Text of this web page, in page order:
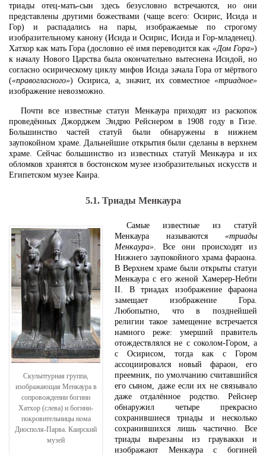
триады отец-мать-сын здесь безусловно встречаются, но они
представлены другими божествами (чаще всего: Осирис, Исида и
Гор) и распадались на пары, изображаемые по строгому
изобразительному канону (Исида и Осирис, Исида и Гор-младенец).
Хатхор как мать Гора (дословно её имя переводится как «Дом Гора»)
к началу Нового Царства была окончательно вытеснена Исидой, но
согласно осирическому циклу мифов Исида зачала Гора от мёртвого
(«правогласного») Осириса, а, значит, их совместное «триадное»
изображение невозможно.
Почти все известные статуи Менкаура приходят из раскопок
проведённых Джорджем Эндрю Рейснером в 1908 году в Гизе.
Большинство частей статуй были обнаружены в нижнем
заупокойном храме. Дальнейшие открытия были сделаны в верхнем
храме. Сейчас большинство из известных статуй Менкаура и их
обломков хранятся в бостонском музее изобразительных искусств и
Египетском музее Каира.
5.1. Триады Менкаура
Скульптурная группа,
изображающая Менкаура в
сопровождении богини
Хатхор (слева) и богини-
покровительницы нома
Диосполя-Парва. Каирский
музей
Самые известные из статуй
Менкаура называются «триады
Менкаура» . Все они происходят из
Нижнего заупокойного храма фараона.
В Верхнем храме были открыты статуи
Менкаура с его женой Хамерер-Небти
II. В триадах изображение фараона
замещает изображение Гора.
Любопытно, что в позднейшей
религии такое замещение встречается
намного реже: умерший правитель
отождествлялся не с соколом-Гором, а
с Осирисом, тогда как с Гором
ассоциировался новый фараон, его
преемник, по умолчанию считавшийся
его сыном, даже если их не связывало
даже отдалённое родство. Рейснер
обнаружил четыре прекрасно
сохранившиеся триады и несколько
сохранившихся лишь частично. Все
триады вырезаны из граувакки и
изображают Менкаура с богиней